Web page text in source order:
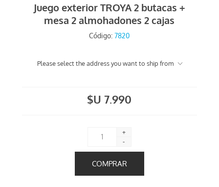
Juego exterior TROYA 2 butacas +
mesa 2 almohadones 2 cajas
Código: 7820
Please select the address you want to ship from
$U 7.990
+
-